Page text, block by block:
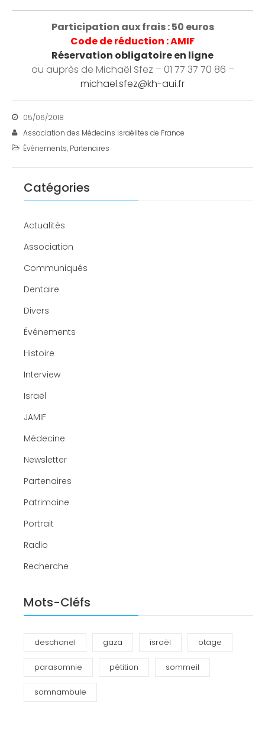
Participation aux frais : 50 euros
Code de réduction : AMIF
Réservation obligatoire en ligne
ou auprès de Michaël Sfez – 01 77 37 70 86 –
michael.sfez@kh-aui.fr
05/06/2018
Association des Médecins Israélites de France
Événements, Partenaires
Catégories
Actualités
Association
Communiqués
Dentaire
Divers
Événements
Histoire
Interview
Israël
JAMIF
Médecine
Newsletter
Partenaires
Patrimoine
Portrait
Radio
Recherche
Mots-Cléfs
deschanel gaza israël otage
parasomnie pétition sommeil
somnambule